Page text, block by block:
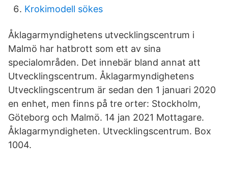
Krokimodell sökes
Åklagarmyndighetens utvecklingscentrum i
Malmö har hatbrott som ett av sina
specialområden. Det innebär bland annat att
Utvecklingscentrum. Åklagarmyndighetens
Utvecklingscentrum är sedan den 1 januari 2020
en enhet, men finns på tre orter: Stockholm,
Göteborg och Malmö. 14 jan 2021 Mottagare.
Åklagarmyndigheten. Utvecklingscentrum. Box
1004.